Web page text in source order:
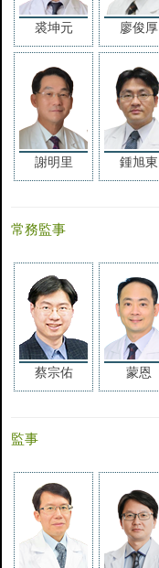
裘坤元 廖俊厚
謝明里 鍾旭東
常務監事
蔡宗佑 蒙恩
監事